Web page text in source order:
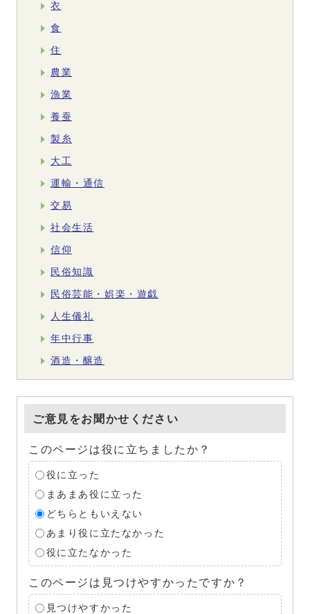
衣
食
住
農業
漁業
養蚕
製糸
大工
運輸・通信
交易
社会生活
信仰
民俗知識
民俗芸能・娯楽・遊戯
人生儀礼
年中行事
酒造・醸造
ご意見をお聞かせください
このページは役に立ちましたか？
役に立った
まあまあ役に立った
どちらともいえない
あまり役に立たなかった
役に立たなかった
このページは見つけやすかったですか？
見つけやすかった